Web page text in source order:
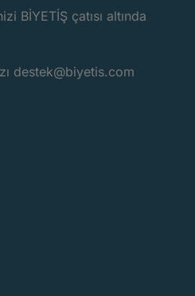
BİYETİŞ çatısı altında
destek@biyetis.com